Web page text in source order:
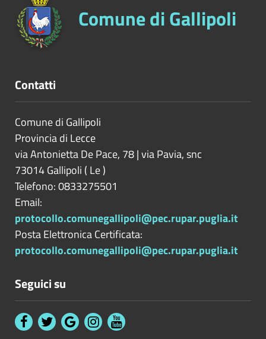
Comune di Gallipoli
Contatti
Comune di Gallipoli
Provincia di Lecce
via Antonietta De Pace, 78 | via Pavia, snc
73014Gallipoli ( Le)
Telefono: 0833275501
Email:
protocollo.comunegallipoli@pec.rupar.puglia.it
Posta Elettronica Certificata:
protocollo.comunegallipoli@pec.rupar.puglia.it
Seguici su